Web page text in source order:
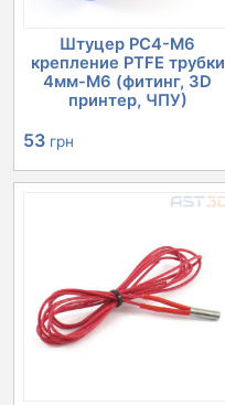
Штуцер PC4-M6
крепление PTFE трубки
4мм-М6 (фитинг, 3D
принтер, ЧПУ)
53 грн